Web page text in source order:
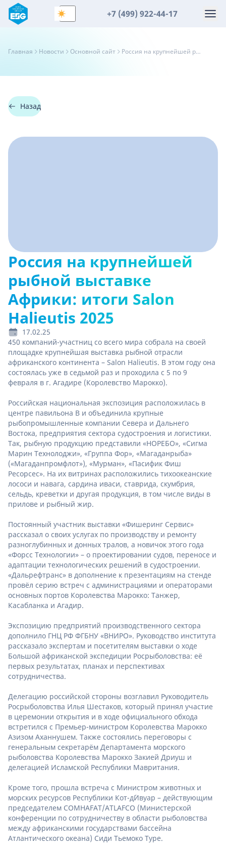
+7 (499) 922-44-17
Главная Новости Основной сайт Россия на крупнейшей рыбной выставке Африки: итоги Salon Halieutis 2025
Назад
Россия на крупнейшей
рыбной выставке
Африки: итоги Salon
Halieutis 2025
17.02.25
450 компаний-участниц со всего мира собрала на своей
площадке крупнейшая выставка рыбной отрасли
африканского континента – Salon Halieutis. В этом году она
состоялась уже в седьмой раз и проходила с 5 по 9
февраля в г. Агадире (Королевство Марокко).
Российская национальная экспозиция расположилась в
центре павильона B и объединила крупные
рыбопромышленные компании Севера и Дальнего
Востока, предприятия сектора судостроения и логистики.
Так, рыбную продукцию представили «НОРЕБО», «Сигма
Марин Технолоджи», «Группа Фор», «Магаданрыба»
(«Магаданпромфлот»), «Мурман», «Пасифик Фиш
Ресорсес». На их витринах расположились тихоокеанские
лососи и навага, сардина иваси, ставрида, скумбрия,
сельдь, креветки и другая продукция, в том числе виды в
прилове и рыбный жир.
Постоянный участник выставки «Фишеринг Сервис»
рассказал о своих услугах по производству и ремонту
разноглубинных и донных тралов, а новичок этого года
«Форсс Технологии» – о проектировании судов, переносе и
адаптации технологических решений в судостроении.
«Дальрефтранс» в дополнение к презентациям на стенде
провёл серию встреч с администрациями и операторами
основных портов Королевства Марокко: Танжер,
Касабланка и Агадир.
Экспозицию предприятий производственного сектора
дополнило ГНЦ РФ ФГБНУ «ВНИРО». Руководство института
рассказало экспертам и посетителям выставки о ходе
Большой африканской экспедиции Росрыболовства: её
первых результатах, планах и перспективах
сотрудничества.
Делегацию российской стороны возглавил Руководитель
Росрыболовства Илья Шестаков, который принял участие
в церемонии открытия и в ходе официального обхода
встретился с Премьер-министром Королевства Марокко
Азизом Аханнушем. Также состоялись переговоры с
генеральным секретарём Департамента морского
рыболовства Королевства Марокко Закией Дриуш и
делегацией Исламской Республики Мавритания.
Кроме того, прошла встреча с Министром животных и
морских ресурсов Республики Кот-д´Ивуар – действующим
председателем COMHAFAT/ATLAFCO (Министерской
конференции по сотрудничеству в области рыболовства
между африканскими государствами бассейна
Атлантического океана) Сиди Тьемоко Туре.